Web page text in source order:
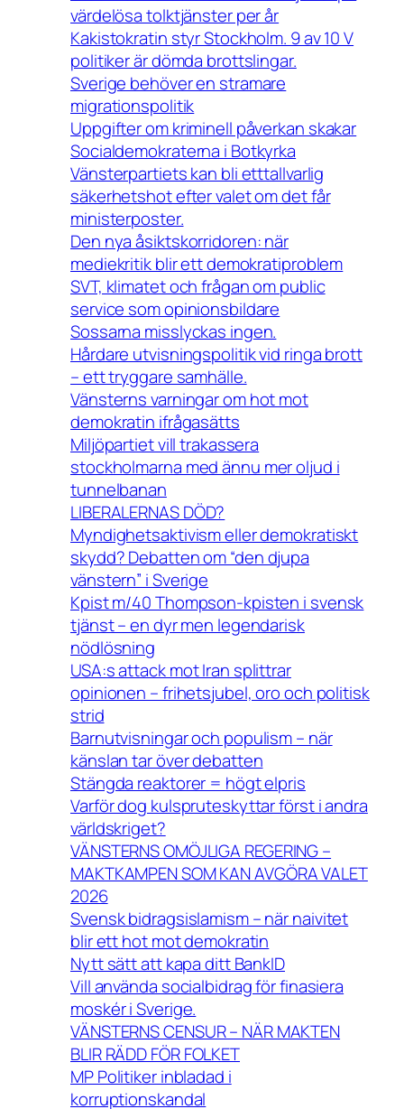
värdelösa tolktjänster per år
Kakistokratin styr Stockholm. 9 av 10 V
politiker är dömda brottslingar.
Sverige behöver en stramare
migrationspolitik
Uppgifter om kriminell påverkan skakar
Socialdemokraterna i Botkyrka
Vänsterpartiets kan bli etttallvarlig
säkerhetshot efter valet om det får
ministerposter.
Den nya åsiktskorridoren: när
mediekritik blir ett demokratiproblem
SVT, klimatet och frågan om public
service som opinionsbildare
Sossarna misslyckas ingen.
Hårdare utvisningspolitik vid ringa brott
– ett tryggare samhälle.
Vänsterns varningar om hot mot
demokratin ifrågasätts
Miljöpartiet vill trakassera
stockholmarna med ännu mer oljud i
tunnelbanan
LIBERALERNAS DÖD?
Myndighetsaktivism eller demokratiskt
skydd? Debatten om “den djupa
vänstern” i Sverige
Kpist m/40 Thompson-kpisten i svensk
tjänst – en dyr men legendarisk
nödlösning
USA:s attack mot Iran splittrar
opinionen – frihetsjubel, oro och politisk
strid
Barnutvisningar och populism – när
känslan tar över debatten
Stängda reaktorer = högt elpris
Varför dog kulspruteskyttar först i andra
världskriget?
VÄNSTERNS OMÖJLIGA REGERING –
MAKTKAMPEN SOM KAN AVGÖRA VALET
2026
Svensk bidragsislamism – när naivitet
blir ett hot mot demokratin
Nytt sätt att kapa ditt BankID
Vill använda socialbidrag för finasiera
moskér i Sverige.
VÄNSTERNS CENSUR – NÄR MAKTEN
BLIR RÄDD FÖR FOLKET
MP Politiker inbladad i
korruptionskandal